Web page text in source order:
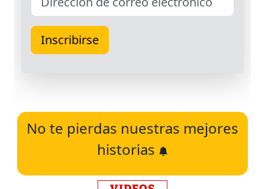
No te pierdas nuestras mejores
historias